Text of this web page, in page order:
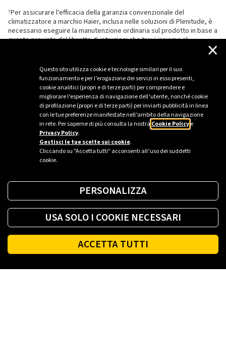
Questo sito utilizza cookie e tecnologie similari per il suo
funzionamento e per l’erogazione dei servizi in esso presenti,
cookie analitici (propri e di terze parti) per comprendere e
migliorare l’esperienza di navigazione dell’utente, nonché cookie
di profilazione (propri e di terze parti) per inviarti pubblicità in linea
con le tue preferenze manifestate nell’ambito della navigazione
in rete. Per saperne di più consulta la nostra Cookie Policye
Privacy Policy.
Gestisci le tue scelte sui cookie.
Cliccando su "Accetta tutti" acconsenti all’uso dei suddetti
cookie.
×
PERSONALIZZA
USA SOLO I COOKIE NECESSARI
ACCETTA TUTTI
⁷Per assicurare l'efficacia della garanzia convenzionale del
climatizzatore a marchio Haier, inclusa nelle soluzioni di Plenitude, è
necessario eseguire la manutenzione ordinaria sul prodotto in base a
quanto previsto dal libretto di istruzioni che trovi insieme al